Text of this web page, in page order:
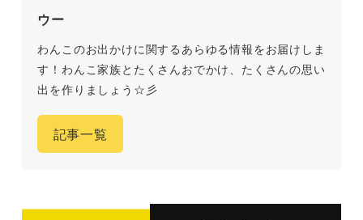
ウー
わんこのお出かけに関するあらゆる情報をお届けしま
す！わんこ家族とたくさんおでかけ、たくさんの思い
出を作りましょう☆彡
記事一覧